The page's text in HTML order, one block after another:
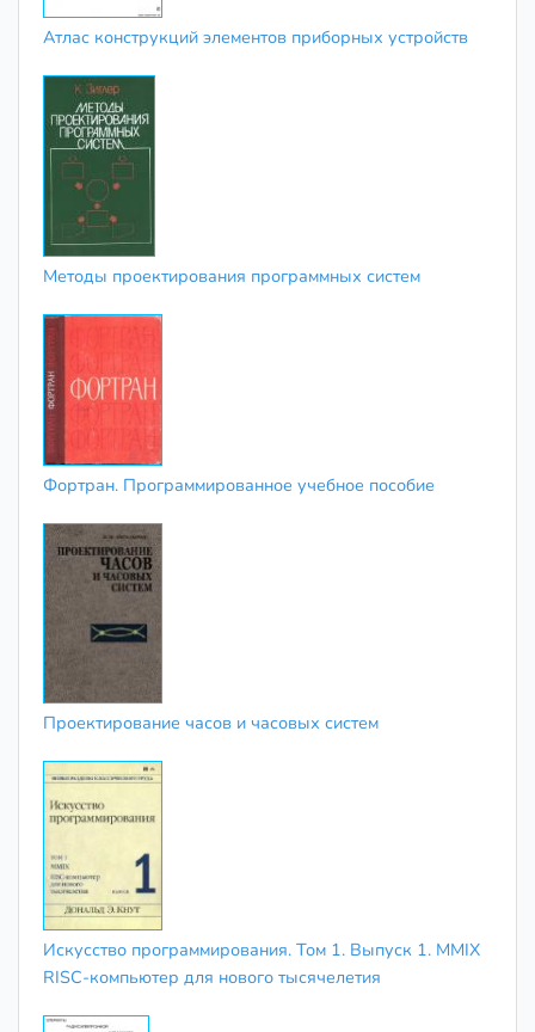
Атлас конструкций элементов приборных устройств
Методы проектирования программных систем
Фортран. Программированное учебное пособие
Проектирование часов и часовых систем
Искусство программирования. Том 1. Выпуск 1. MMIX
RISC-компьютер для нового тысячелетия